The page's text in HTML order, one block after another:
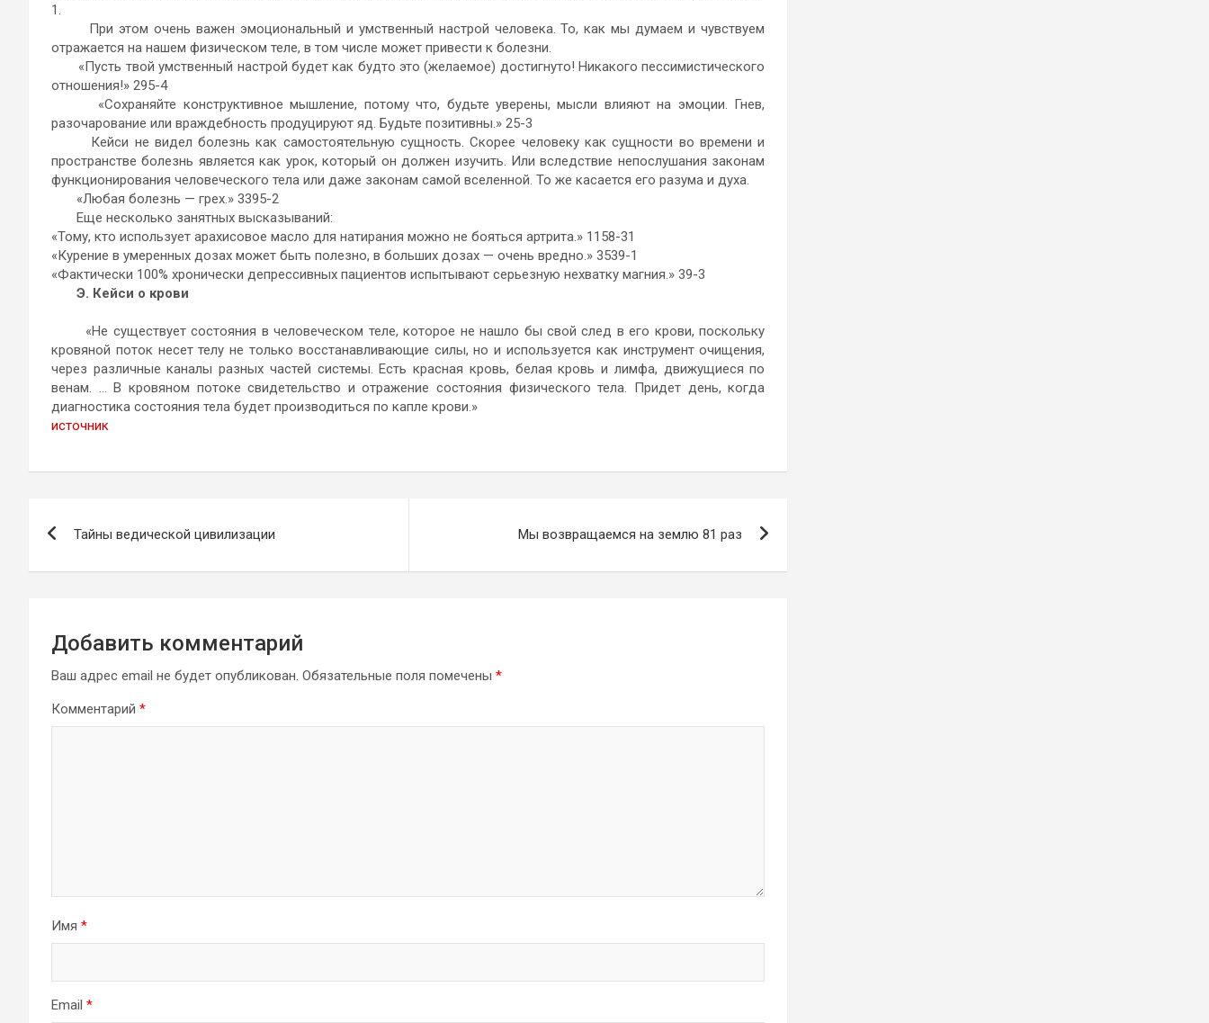
1.
При этом очень важен эмоциональный и умственный настрой человека. То, как мы думаем и чувствуем
отражается на нашем физическом теле, в том числе может привести к болезни.
«Пусть твой умственный настрой будет как будто это (желаемое) достигнуто! Никакого пессимистического
отношения!» 295-4
«Сохраняйте конструктивное мышление, потому что, будьте уверены, мысли влияют на эмоции. Гнев,
разочарование или враждебность продуцируют яд. Будьте позитивны.» 25-3
Кейси не видел болезнь как самостоятельную сущность. Скорее человеку как сущности во времени и
пространстве болезнь является как урок, который он должен изучить. Или вследствие непослушания законам
функционирования человеческого тела или даже законам самой вселенной. То же касается его разума и духа.
«Любая болезнь — грех.» 3395-2
Еще несколько занятных высказываний:
«Тому, кто использует арахисовое масло для натирания можно не бояться артрита.» 1158-31
«Курение в умеренных дозах может быть полезно, в больших дозах — очень вредно.» 3539-1
«Фактически 100% хронически депрессивных пациентов испытывают серьезную нехватку магния.» 39-3
Э. Кейси о крови
«Не существует состояния в человеческом теле, которое не нашло бы свой след в его крови, поскольку
кровяной поток несет телу не только восстанавливающие силы, но и используется как инструмент очищения,
через различные каналы разных частей системы. Есть красная кровь, белая кровь и лимфа, движущиеся по
венам. … В кровяном потоке свидетельство и отражение состояния физического тела. Придет день, когда
диагностика состояния тела будет производиться по капле крови.»
источник
Тайны ведической цивилизации Мы возвращаемся на землю 81 раз
Добавить комментарий
Ваш адрес email не будет опубликован. Обязательные поля помечены *
Комментарий *
Имя *
Email *